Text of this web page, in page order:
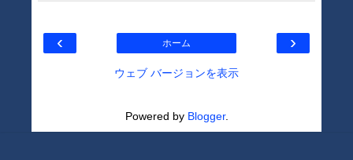
‹ ›
ホーム
ウェブ バージョンを表示
Powered by Blogger.